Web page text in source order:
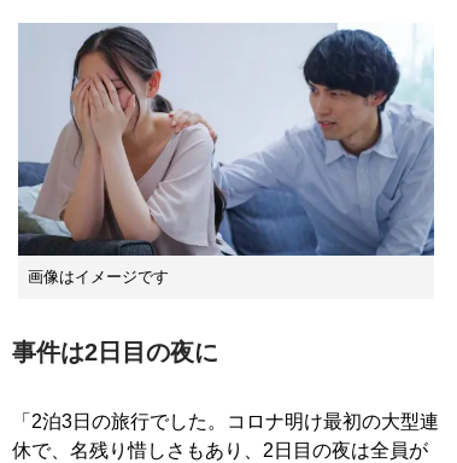
画像はイメージです
事件は2日目の夜に
「2泊3日の旅行でした。コロナ明け最初の大型連
休で、名残り惜しさもあり、2日目の夜は全員が